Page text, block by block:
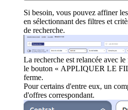
Si besoin, vous pouvez affiner
en sélectionnant des filtres et
de recherche.
La recherche est relancée avec
le bouton « APPLIQUER LE
ferme.
Pour certains d'entre eux, un
d'offres correspondant.